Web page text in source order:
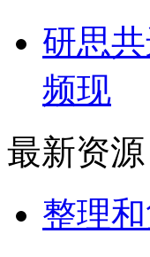
研思
频现
最新资源
整理